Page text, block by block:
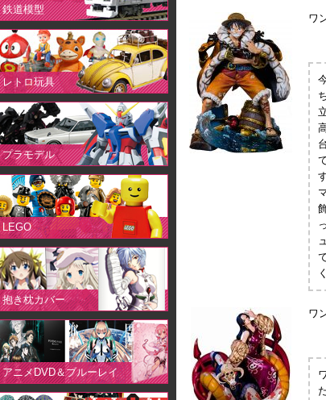
鉄道模型
レトロ玩具
プラモデル
LEGO
抱き枕カバー
アニメDVD＆ブルーレイ
ワ
ワ